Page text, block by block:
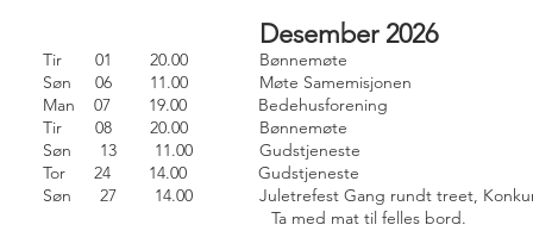
Desember 2026
Tir 01 20.00 Bønnemøte
Søn 06 11.00 Møte Samemisjonen
Man 07 19.00 Bedehusforening
Tir 08 20.00 Bønnemøte
Søn 13 11.00 Gudstjeneste
Tor 24 14.00 Gudstjeneste
Søn 27 14.00 Juletrefest Gang rundt treet,
Ta med mat til felles bord.